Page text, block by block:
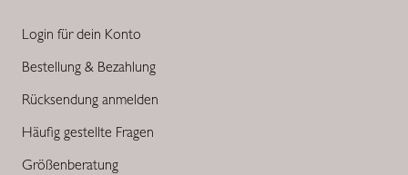
Login für dein Konto
Bestellung & Bezahlung
Rücksendung anmelden
Häufig gestellte Fragen
Größenberatung